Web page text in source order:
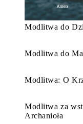
Modlitwa do
Modlitwa do
Modlitwa: O
Modlitwa za
Archanioła